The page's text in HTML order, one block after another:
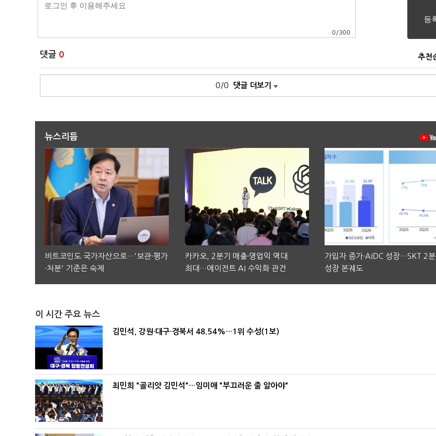
0 /300
댓글 0 추천
0/0 댓글 더보기
뉴스리듬
비트코인도 국가자산으로…'보관·평가
·처분' 기준은 숙제
카카오, 2분기 매출·영업익 역대
최대…에이전트 AI 수익화 관건
가입자 증가·AIDC 성장…SKT 2
성장 본궤도
이 시간 주요 뉴스
김민석, 강원·대구·경북서 48.54%…1위 수성(1보)
최민희 "골리앗 김민석"…임미애 "부끄러운 줄 알아야"